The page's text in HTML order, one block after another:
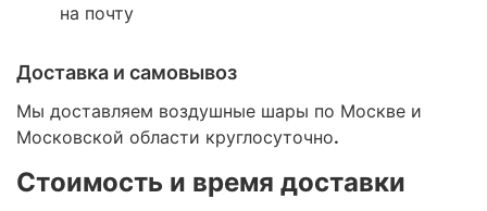
на почту
Доставка и самовывоз
Мы доставляем воздушные шары по Москве и
Московской области круглосуточно.
Стоимость и время доставки